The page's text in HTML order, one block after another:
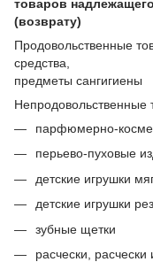
товаров
(возврату)
Продовольственные
средства,
предметы сангигиены
Непродовольственные
парфюмерно-
перьево-пуховые
детские игрушки
детские игрушки
зубные щетки
расчески,